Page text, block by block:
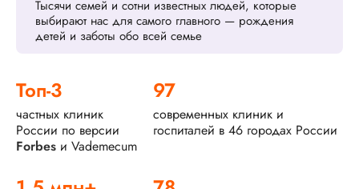
Тысячи семей и сотни известных людей, которые
выбирают нас для самого главного — рождения
детей и заботы обо всей семье
Топ-3
частных клиник
России по версии
Forbes и Vademecum
97
современных клиник и
госпиталей в 46 городах России